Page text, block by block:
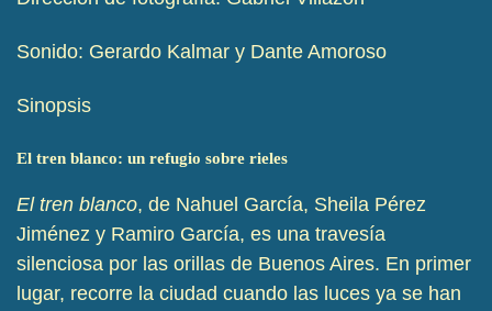
Sonido: Gerardo Kalmar y Dante Amoroso
Sinopsis
El tren blanco: un refugio sobre rieles
El tren blanco, de Nahuel García, Sheila Pérez
Jiménez y Ramiro García, es una travesía
silenciosa por las orillas de Buenos Aires. En primer
lugar, recorre la ciudad cuando las luces ya se han